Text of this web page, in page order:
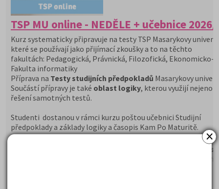
×
TSP MU online - NEDĚLE + učebnice 2026/
Kurz systematicky připravuje na testy TSP Masarykovy
které se používají jako přijímací zkoušky a to na těchto
fakultách: Pedagogická, Právnická, Filozofická, Ekonomicko-
Fakulta informatiky
Příprava na Testy studijních předpokladů Masarykovy
Součástí přípravy je také oblast logiky, kterou využijí
řešení samotných testů.
Studenti dostanou v rámci kurzu poštou učebnici Studijní
předpoklady a základy logiky a časopis Kam Po Maturitě.
Testy studijních a všeobecných předpokladů: verbální
numerické myšlení, symbolické myšlení, prostorová
úsudky, analytické myšlení, základy vědeckého myšlení,